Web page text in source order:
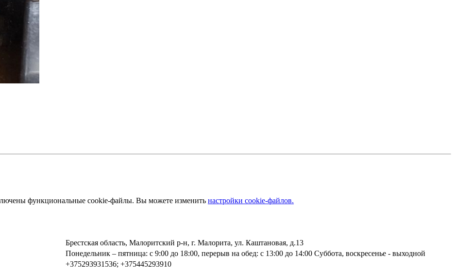
функциональные cookie-файлы. Вы можете изменить настройки cookie-файлов.
Брестская область, Малоритский р-н, г. Малорита, ул. Каштановая, д.13
Понедельник – пятница: с 9:00 до 18:00, перерыв на обед: с 13:00 до 14:00 Суббота, воскресенье - выходной
+375293931536; +375445293910